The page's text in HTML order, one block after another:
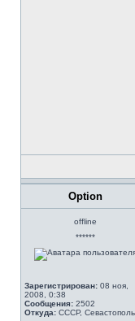
Option
offline
******
Зарегистрирован: 08 ноя,
2008, 0:38
Сообщения: 2502
Откуда: СССР, Севастополь.